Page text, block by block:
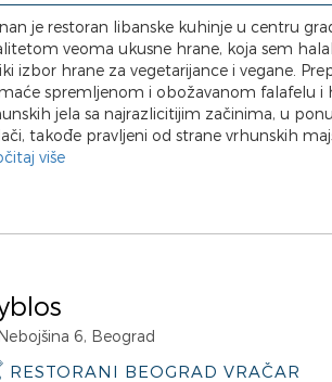
je restoran libanske kuhinje u centru
veoma ukusne hrane, koja sem
izbor hrane za vegetarijance i vegane.
spremljenom i obožavanom falafelu i
jela sa najrazlicitijim začinima, u
takođe pravljeni od strane vrhunskih
više
6, Beograd
RESTORANI BEOGRAD VRAČAR